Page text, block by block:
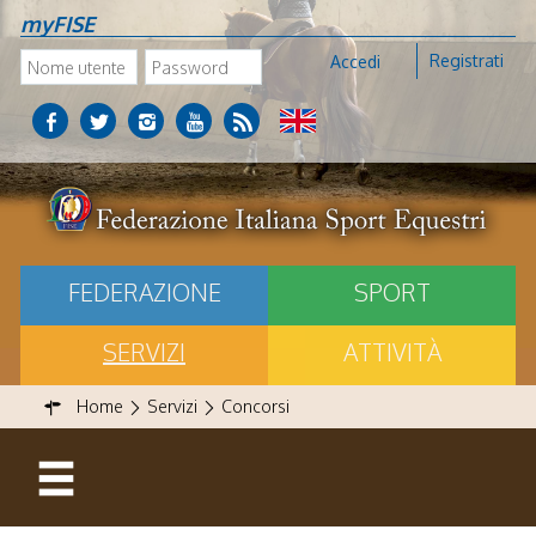
myFISE
Accedi Registrati
FEDERAZIONE
SPORT
SERVIZI
ATTIVITÀ
Home Servizi Concorsi